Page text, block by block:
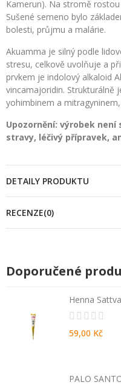
Kamerun). Na stromě
Sušené semeno bylo
bolesti, průjmu a malárie.
Akuamma je silný podle
stresu, celkově uvolňuje a
prvkem je indolový alkaloid
vincamajoridin. Strukturálně
yohimbinem a
Upozornění: výrobek
stravy, léčivý přípravek,
DETAILY PRODUKTU
RECENZE(0)
Doporučené
Henna
59,00 Kč
PALO